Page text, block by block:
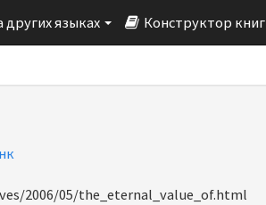
других языках Конструктор книг
2006/05/the_eternal_value_of.html